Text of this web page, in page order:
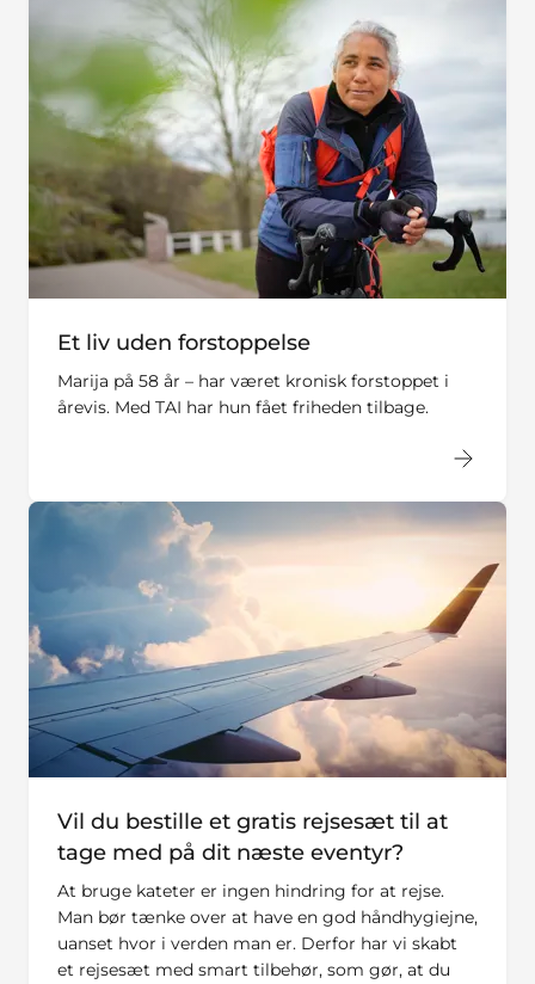
Et liv uden forstoppelse
Marija på 58 år – har været kronisk forstoppet i
årevis. Med TAI har hun fået friheden tilbage.
Vil du bestille et gratis rejsesæt til at
tage med på dit næste eventyr?
At bruge kateter er ingen hindring for at rejse.
Man bør tænke over at have en god håndhygiejne,
uanset hvor i verden man er. Derfor har vi skabt
et rejsesæt med smart tilbehør, som gør, at du